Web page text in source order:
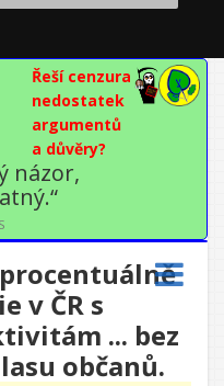
Řeší cenzura
nedostatek
argumentů
a důvěry?
názor,
v ČR s
... bez
občanů.